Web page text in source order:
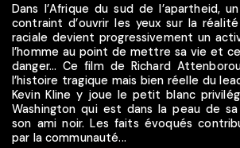
Dans l’Afrique du sud de l’apartheid,
contraint d’ouvrir les yeux sur la
raciale devient progressivement un
l’homme au point de mettre sa vie et
danger… Ce film de Richard
l’histoire tragique mais bien réelle du
Kevin Kline y joue le petit blanc
Washington qui est dans la peau de
son ami noir. Les faits évoqués
par la communauté...